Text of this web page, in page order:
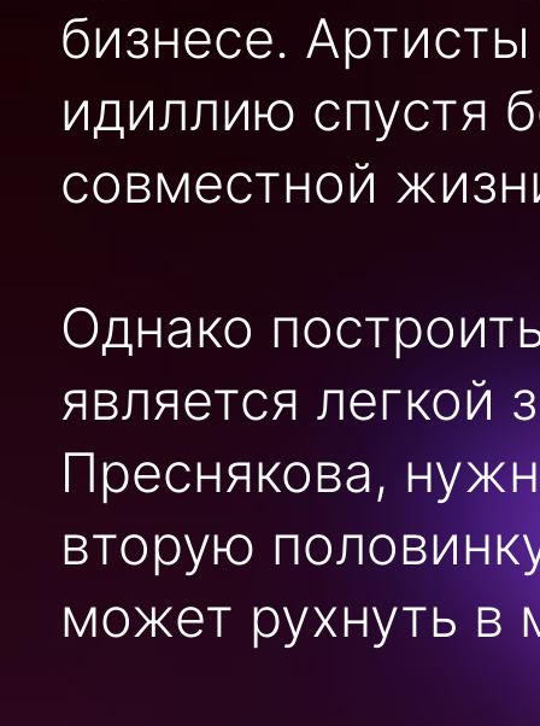
бизнесе.
идиллию спустя
совместной
Однако
является легкой
Преснякова,
вторую
может рухнуть в